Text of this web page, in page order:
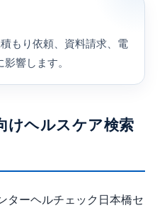
もり依頼、資料請求、電
響します。
けヘルスケア検索
ターヘルチェック日本橋セ